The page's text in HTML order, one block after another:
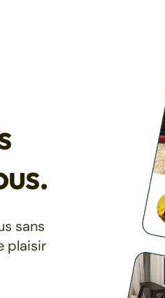
sans
plaisir